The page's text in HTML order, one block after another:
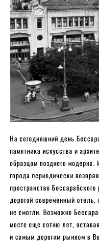
На сегодняшний день
памятника искусства и
образцом позднего модерна.
города периодически
пространство
дорогой современный отель,
не смогли. Возможно
месте еще сотню лет,
и самым дорогим рынком в